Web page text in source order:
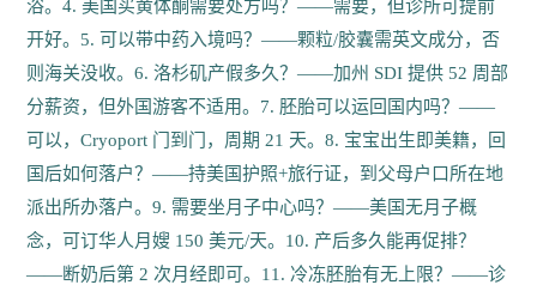
浴。4. 美国买黄体酮需要处方吗？——需要，但诊所可提前
开好。5. 可以带中药入境吗？——颗粒/胶囊需英文成分，否
则海关没收。6. 洛杉矶产假多久？——加州 SDI 提供 52 周部
分薪资，但外国游客不适用。7. 胚胎可以运回国内吗？——
可以，Cryoport 门到门，周期 21 天。8. 宝宝出生即美籍，回
国后如何落户？——持美国护照+旅行证，到父母户口所在地
派出所办落户。9. 需要坐月子中心吗？——美国无月子概
念，可订华人月嫂 150 美元/天。10. 产后多久能再促排？
——断奶后第 2 次月经即可。11. 冷冻胚胎有无上限？——诊